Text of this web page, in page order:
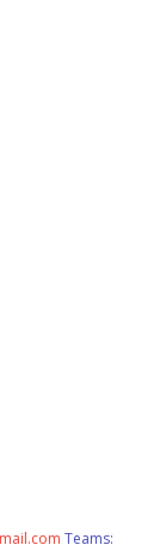
Teams: